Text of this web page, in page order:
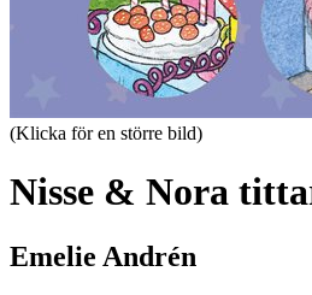
(Klicka för en större bild)
Nisse & Nora
Emelie Andrén